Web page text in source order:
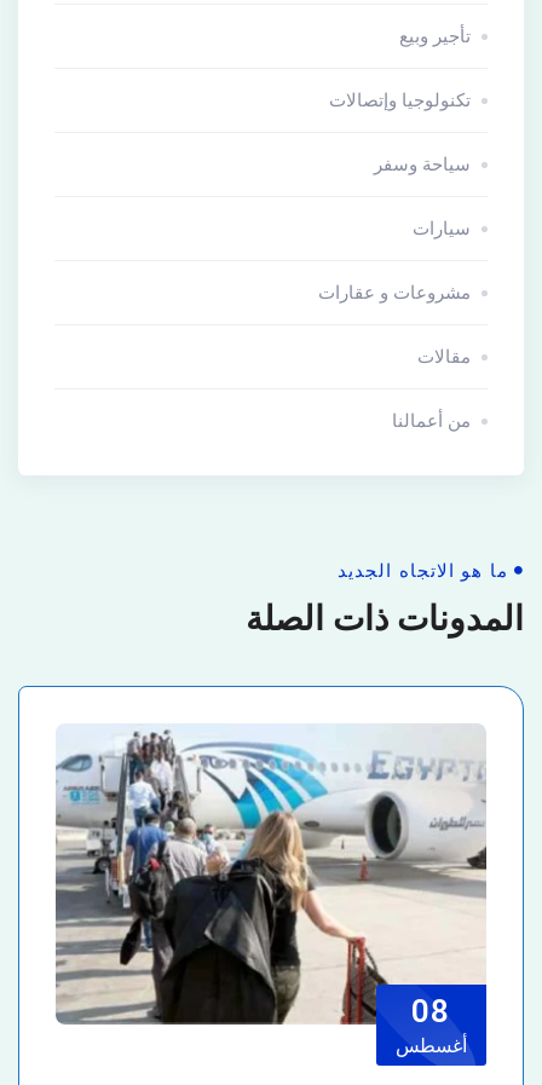
تأجير وبيع
تكنولوجيا وإتصالات
سياحة وسفر
سيارات
مشروعات و عقارات
مقالات
من أعمالنا
ما هو الاتجاه الجديد
المدونات ذات الصلة
08
أغسطس